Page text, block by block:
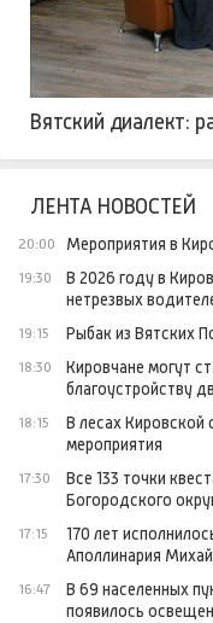
Вятский диалект:
ЛЕНТА НОВОСТЕЙ
20:00 Мероприятия в
19:30
В 2026 году в
нетрезвых
19:15 Рыбак из Вятских
18:30
Кировчане могут
благоустройству
18:15
В лесах Кировской
мероприятия
17:30
Все 133 точки
Богородского
17:15
170 лет
Аполлинария
16:47
В 69 населенных
появилось